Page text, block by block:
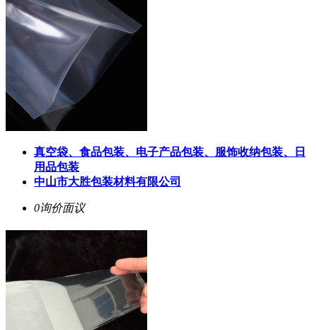
真空袋、食品包装、电子产品包装、服饰收纳包装、日
用品包装
中山市大胜包装材料有限公司
0询价面议